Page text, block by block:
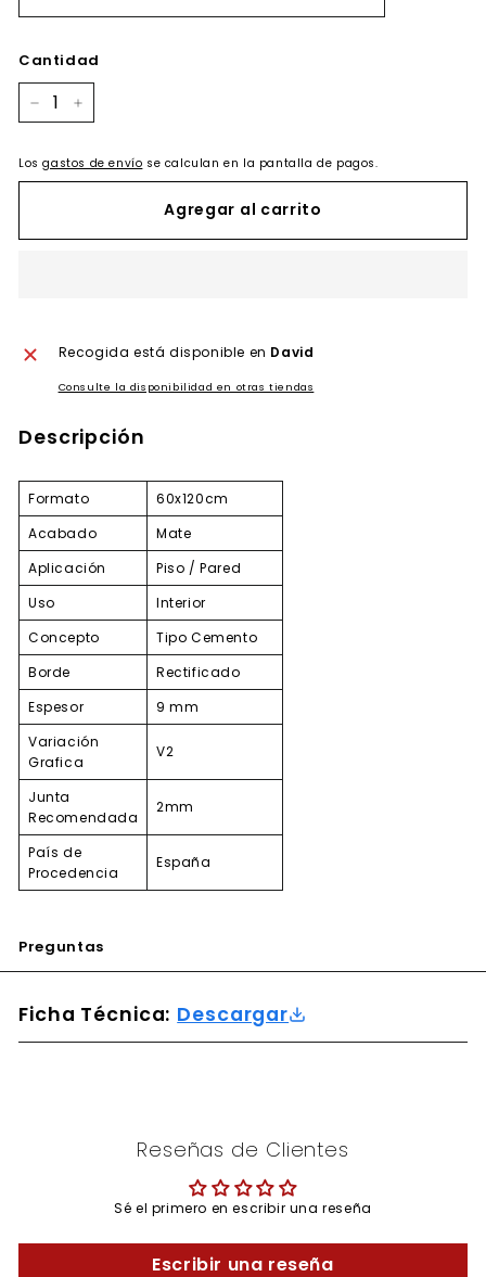
Cantidad
Losgastos de envío se calculan en la pantalla de pagos.
Agregar al carrito
Recogida está disponible en David
Consulte la disponibilidad en otras tiendas
Descripción
Formato
60x120cm
Acabado
Mate
Aplicación
Piso / Pared
Uso
Interior
Concepto
Tipo Cemento
Borde
Rectificado
Espesor
9 mm
Variación
Grafica
V2
Junta
Recomendada
2mm
País de
Procedencia
España
Preguntas
Ficha Técnica: Descargar
Reseñas de Clientes
Sé el primero en escribir una reseña
Escribir una reseña